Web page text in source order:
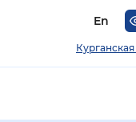
En